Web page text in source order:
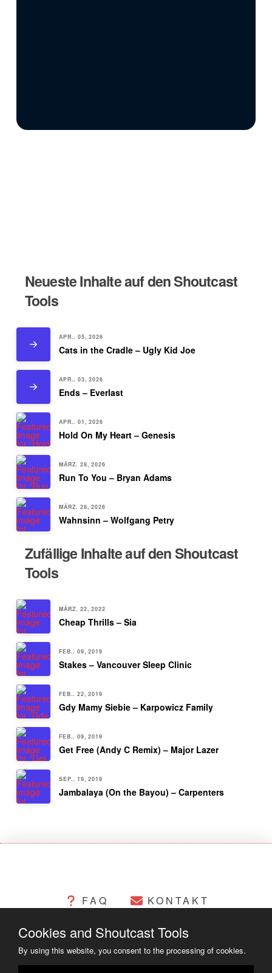
Neueste Inhalte auf den Shoutcast
Tools
APR.. 05, 2026
Cats in the Cradle – Ugly Kid Joe
APR.. 03, 2026
Ends – Everlast
APR.. 01, 2026
Hold On My Heart – Genesis
MÄRZ. 28, 2026
Run To You – Bryan Adams
MÄRZ. 28, 2026
Wahnsinn – Wolfgang Petry
Zufällige Inhalte auf den Shoutcast
Tools
MÄRZ. 22, 2022
Cheap Thrills – Sia
FEB.. 09, 2019
Stakes – Vancouver Sleep Clinic
FEB.. 22, 2019
Gdy Mamy Siebie – Karpowicz Family
FEB.. 09, 2019
Get Free (Andy C Remix) – Major Lazer
SEP.. 19, 2019
Jambalaya (On the Bayou) – Carpenters
FAQ KONTAKT
CHANGELOG COOKIES
Cookies and Shoutcast Tools
By using this website, you consent to the processing of cookies.